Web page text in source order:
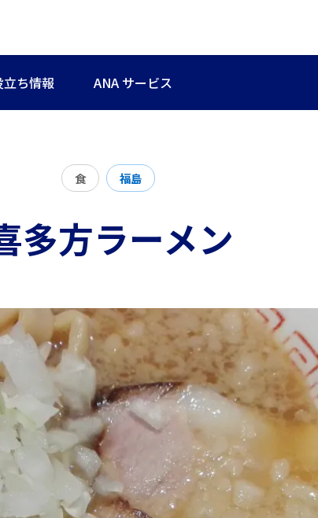
ち情報 ANA サービス
食 福島
多方ラーメン